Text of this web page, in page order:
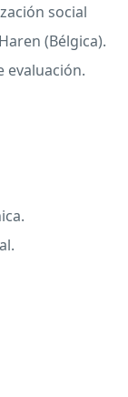
social
(Bélgica).
evaluación.